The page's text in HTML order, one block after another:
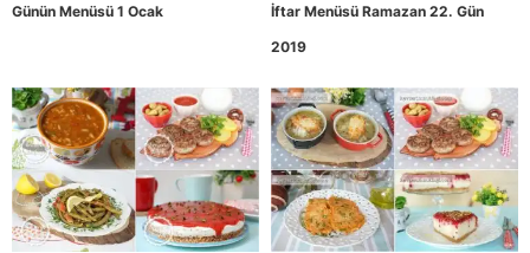
Günün Menüsü 1 Ocak
İftar Menüsü Ramazan 22. Gün
2019